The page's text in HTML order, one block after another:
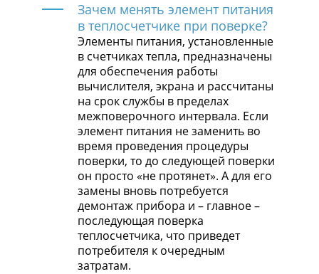
Зачем менять элемент питания
в теплосчетчике при поверке?
Элементы питания, установленные
в счетчиках тепла, предназначены
для обеспечения работы
вычислителя, экрана и рассчитаны
на срок службы в пределах
межповерочного интервала. Если
элемент питания не заменить во
время проведения процедуры
поверки, то до следующей поверки
он просто «не протянет». А для его
замены вновь потребуется
демонтаж прибора и – главное –
последующая поверка
теплосчетчика, что приведет
потребителя к очередным
затратам.